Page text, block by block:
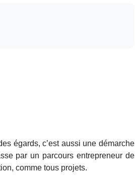
égards, c’est aussi une démarche
par un parcours entrepreneur de
comme tous projets.